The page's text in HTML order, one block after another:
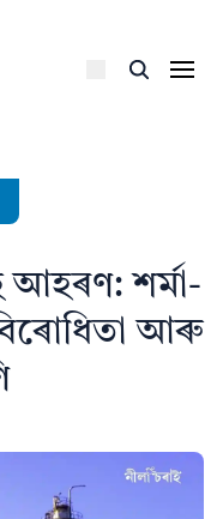
আহৰণ: শর্মা-
আৰু